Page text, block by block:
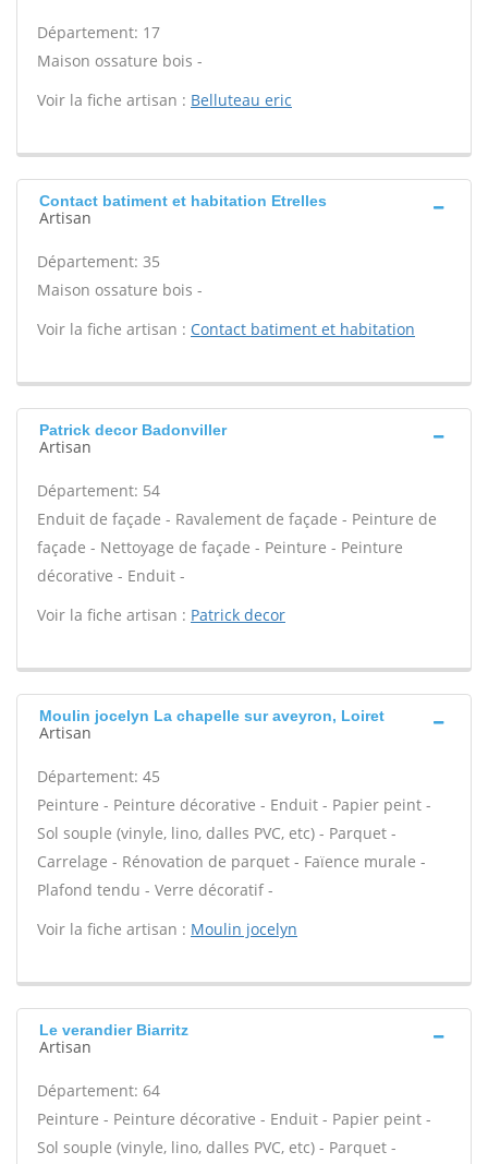
Département: 17
Maison ossature bois -
Voir la fiche artisan : Belluteau eric
Contact batiment et habitation Etrelles
Artisan
Département: 35
Maison ossature bois -
Voir la fiche artisan : Contact batiment et habitation
Patrick decor Badonviller
Artisan
Département: 54
Enduit de façade - Ravalement de façade - Peinture de
façade - Nettoyage de façade - Peinture - Peinture
décorative - Enduit -
Voir la fiche artisan : Patrick decor
Moulin jocelyn La chapelle sur aveyron, Loiret
Artisan
Département: 45
Peinture - Peinture décorative - Enduit - Papier peint -
Sol souple (vinyle, lino, dalles PVC, etc) - Parquet -
Carrelage - Rénovation de parquet - Faïence murale -
Plafond tendu - Verre décoratif -
Voir la fiche artisan : Moulin jocelyn
Le verandier Biarritz
Artisan
Département: 64
Peinture - Peinture décorative - Enduit - Papier peint -
Sol souple (vinyle, lino, dalles PVC, etc) - Parquet -